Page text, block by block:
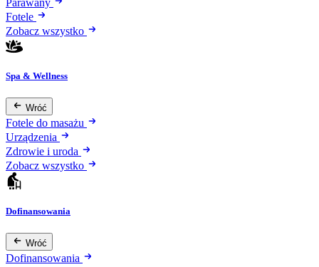
Parawany
Fotele
Zobacz wszystko
Spa & Wellness
Wróć
Fotele do masażu
Urządzenia
Zdrowie i uroda
Zobacz wszystko
Dofinansowania
Wróć
Dofinansowania